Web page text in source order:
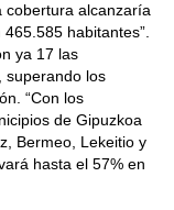
alcanzaría
habitantes”.
ya 17 las
superando los
“Con los
de Gipuzkoa
Bermeo, Lekeitio y
hasta el 57% en